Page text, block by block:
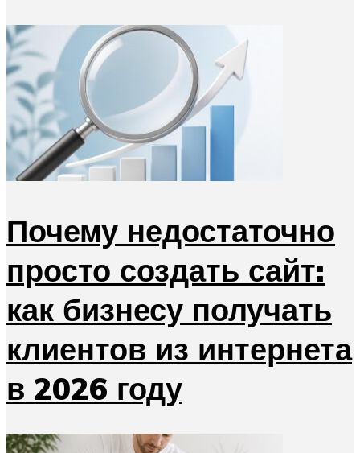
Почему недостаточно
просто создать сайт:
как бизнесу получать
клиентов из интернета
в 2026 году